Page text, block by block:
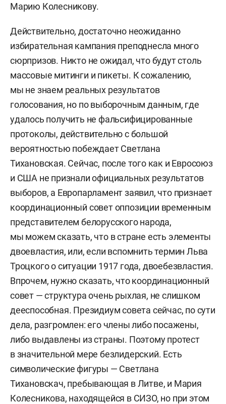
Марию Колесникову.
Действительно, достаточно неожиданно
избирательная кампания преподнесла много
сюрпризов. Никто не ожидал, что будут столь
массовые митинги и пикеты. К сожалению,
мы не знаем реальных результатов
голосования, но по выборочным данным, где
удалось получить не фальсифицированные
протоколы, действительно с большой
вероятностью побеждает Светлана
Тихановская. Сейчас, после того как и Евросоюз
и США не признали официальных результатов
выборов, а Европарламент заявил, что признает
координационный совет оппозиции временным
представителем белорусского народа,
мы можем сказать, что в стране есть элементы
двоевластия, или, если вспомнить термин Льва
Троцкого о ситуации 1917 года, двоебезвластия.
Впрочем, нужно сказать, что координационный
совет — структура очень рыхлая, не слишком
дееспособная. Президиум совета сейчас, по сути
дела, разгромлен: его члены либо посажены,
либо выдавлены из страны. Поэтому протест
в значительной мере безлидерский. Есть
символические фигуры — Светлана
Тихановскач, пребывающая в Литве, и Мария
Колесникова, находящейся в СИЗО, но при этом